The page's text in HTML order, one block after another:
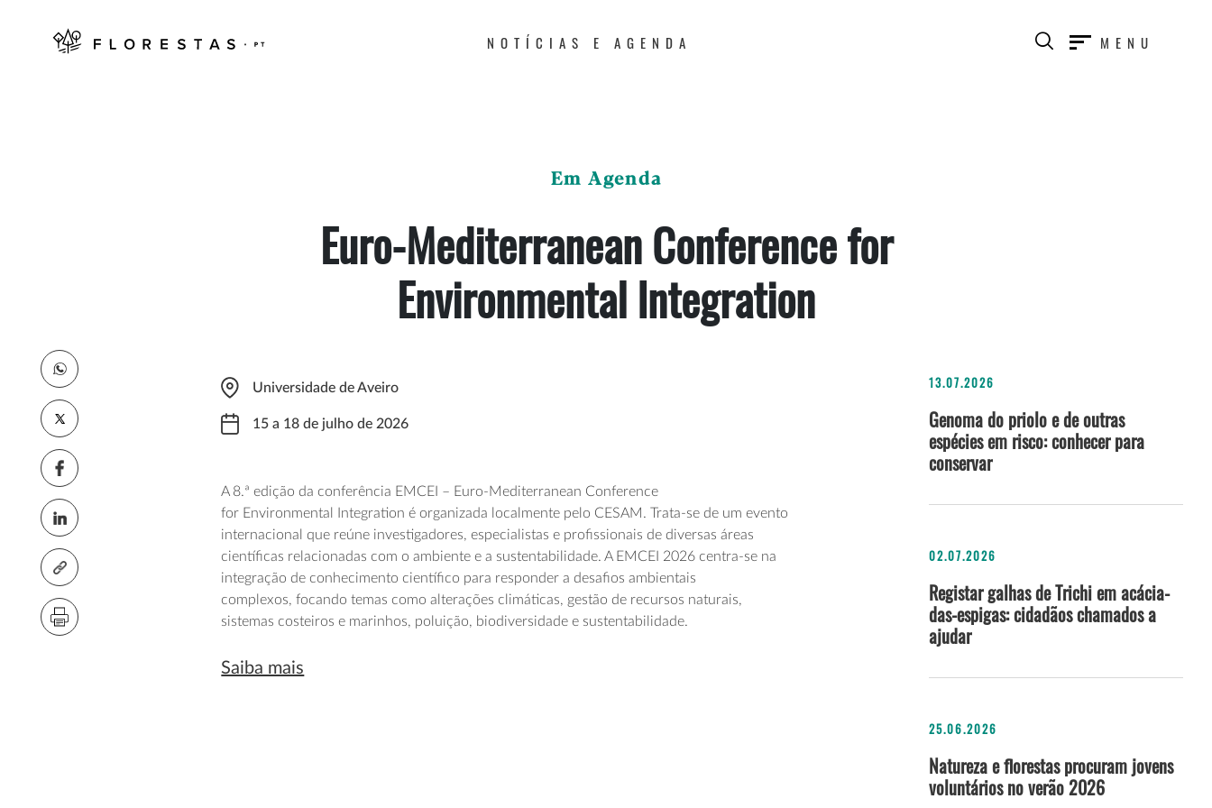
NOTÍCIAS E AGENDA MENU
Em Agenda
Euro-Mediterranean Conference for
Environmental Integration
Universidade de Aveiro
15 a 18 de julho de 2026
A 8.ª edição da conferência EMCEI – Euro-Mediterranean Conference
for Environmental Integration é organizada localmente pelo CESAM.Trata-se de um evento
internacionalque reúne investigadores, especialistas e profissionais de diversas áreas
científicas relacionadas com o ambiente ea sustentabilidade. A EMCEI 2026 centra-se na
integração de conhecimento científico para responder a desafios ambientais
complexos,focando temas como alterações climáticas, gestão de recursos naturais,
sistemas costeiros e marinhos, poluição, biodiversidade e sustentabilidade.
Saiba mais
13.07.2026
Genoma do priolo e de outras
espécies em risco: conhecer para
conservar
02.07.2026
Registar galhas de Trichi em acácia-
das-espigas: cidadãos chamados a
ajudar
25.06.2026
Natureza e florestas procuram jovens
voluntários no verão 2026